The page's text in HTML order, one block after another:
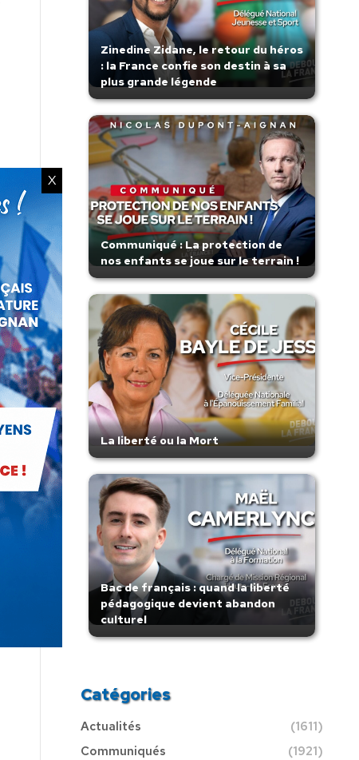
Zinedine Zidane, le retour du héros
: la France confie son destin à sa
plus grande légende
Communiqué : La protection de
nos enfants se joue sur le terrain !
La liberté ou la Mort
Bac de français : quand la liberté
pédagogique devient abandon
culturel
Catégories
Actualités
(1611)
Communiqués
(1921)
X